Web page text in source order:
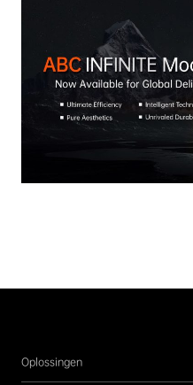
Oplossingen